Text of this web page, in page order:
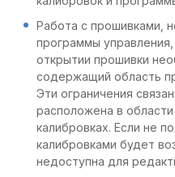
Работа с прошивками,
программы
открытии прошивки
содержащий область
Эти ограничения
расположена в
калибровках. Если не
калибровками будет
недоступна для